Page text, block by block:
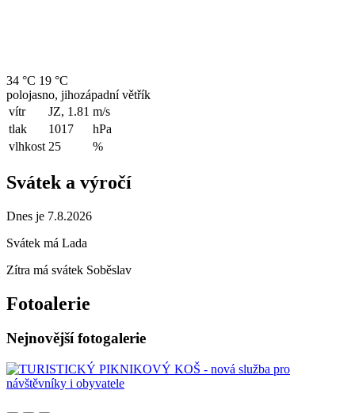
34 °C 19 °C
polojasno, jihozápadní větřík
vítr
JZ, 1.81 m/s
tlak
1017
hPa
vlhkost 25 %
Svátek a výročí
Dnes je 7.8.2026
Svátek má Lada
Zítra má svátek Soběslav
Fotoalerie
Nejnovější fotogalerie